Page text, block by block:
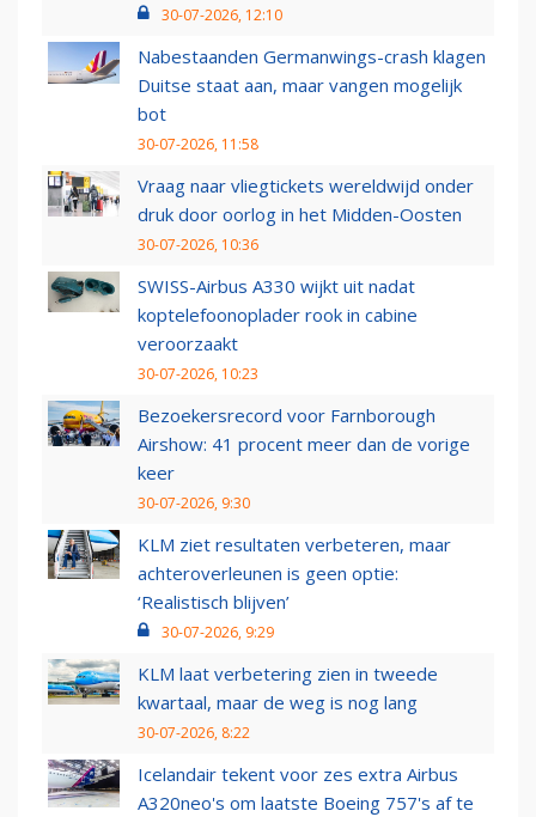
30-07-2026, 12:10
Nabestaanden Germanwings-crash klagen
Duitse staat aan, maar vangen mogelijk
bot
30-07-2026, 11:58
Vraag naar vliegtickets wereldwijd onder
druk door oorlog in het Midden-Oosten
30-07-2026, 10:36
SWISS-Airbus A330 wijkt uit nadat
koptelefoonoplader rook in cabine
veroorzaakt
30-07-2026, 10:23
Bezoekersrecord voor Farnborough
Airshow: 41 procent meer dan de vorige
keer
30-07-2026, 9:30
KLM ziet resultaten verbeteren, maar
achteroverleunen is geen optie:
‘Realistisch blijven’
30-07-2026, 9:29
KLM laat verbetering zien in tweede
kwartaal, maar de weg is nog lang
30-07-2026, 8:22
Icelandair tekent voor zes extra Airbus
A320neo's om laatste Boeing 757's af te